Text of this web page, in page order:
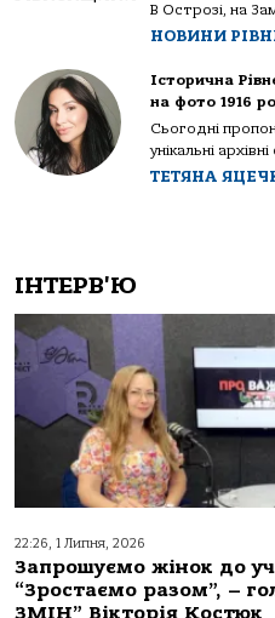
В Острозі, на
НОВИНИ
Історична
на фото 1916
Сьогодні
унікальні
ТЕТЯНА
ІНТЕРВ'Ю
22:26, 1 Липня, 2026
Запрошуємо жінок до
“Зростаємо разом”, –
ЗМІН” Вікторія Костюк